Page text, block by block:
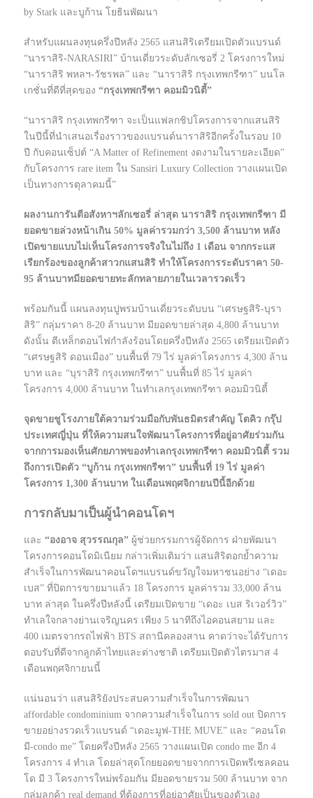
by Stark และบูก้าน โยธินพัฒนา
สำหรับแผนลงทุนครึ่งปีหลัง 2565 แสนสิริเตรียมเปิดตัวแบรนด์
“นาราสิริ-NARASIRI” บ้านเดี่ยวระดับลักเซอรี่ 2 โครงการใหม่
“นาราสิริ พหลฯ-วัชรพล” และ “นาราสิริ กรุงเทพกรีฑา” บนโล
เกชั่นที่ดีที่สุดของ “กรุงเทพกรีฑา คอมมิวนิตี้”
“นาราสิริ กรุงเทพกรีฑา จะเป็นแฟลกชิปโครงการจากแสนสิริ
ในปีนี้ที่นำเสนอเรื่องราวของแบรนด์นาราสิริอีกครั้งในรอบ 10
ปี กับคอนเซ็ปต์ “A Matter of Refinement งดงามในรายละเอียด”
กับโครงการ rare item ใน Sansiri Luxury Collection วางแผนเปิด
เป็นทางการตุลาคมนี้”
ผลงานการันตีอสังหาฯลักเซอรี่ ล่าสุด นาราสิริ กรุงเทพกรีฑา มี
ยอดขายล่วงหน้าเกิน 50% มูลค่ารวมกว่า 3,500 ล้านบาท หลัง
เปิดขายแบบไม่เห็นโครงการจริงในไม่ถึง 1 เดือน จากกระแส
เรียกร้องของลูกค้าสาวกแสนสิริ ทำให้โครงการระดับราคา 50-
95 ล้านบาทมียอดขายทะลักทลายภายในเวลารวดเร็ว
พร้อมกันนี้ แผนลงทุนปูพรมบ้านเดี่ยวระดับบน “เศรษฐสิริ-บุรา
สิริ” กลุ่มราคา 8-20 ล้านบาท มียอดขายล่าสุด 4,800 ล้านบาท
ดังนั้น ตีเหล็กตอนไฟกำลังร้อนโดยครึ่งปีหลัง 2565 เตรียมเปิดตัว
“เศรษฐสิริ ดอนเมือง” บนพื้นที่ 79 ไร่ มูลค่าโครงการ 4,300 ล้าน
บาท และ “บุราสิริ กรุงเทพกรีฑา” บนพื้นที่ 85 ไร่ มูลค่า
โครงการ 4,000 ล้านบาท ในทำเลกรุงเทพกรีฑา คอมมิวนิตี้
จุดขายชูโรงภายใต้ความร่วมมือกับพันธมิตรสำคัญ โตคิว กรุ๊ป
ประเทศญี่ปุ่น ที่ให้ความสนใจพัฒนาโครงการที่อยู่อาศัยร่วมกัน
จากการมองเห็นศักยภาพของทำเลกรุงเทพกรีฑา คอมมิวนิตี้ รวม
ถึงการเปิดตัว “บูก้าน กรุงเทพกรีฑา” บนพื้นที่ 19 ไร่ มูลค่า
โครงการ 1,300 ล้านบาท ในเดือนพฤศจิกายนปีนี้อีกด้วย
การกลับมาเป็นผู้นำคอนโดฯ
และ “องอาจ สุวรรณกุล” ผู้ช่วยกรรมการผู้จัดการ ฝ่ายพัฒนา
โครงการคอนโดมิเนียม กล่าวเพิ่มเติมว่า แสนสิริตอกย้ำความ
สำเร็จในการพัฒนาคอนโดฯแบรนด์ขวัญใจมหาชนอย่าง “เดอะ
เบส” ที่ปิดการขายมาแล้ว 18 โครงการ มูลค่ารวม 33,000 ล้าน
บาท ล่าสุด ในครึ่งปีหลังนี้ เตรียมเปิดขาย “เดอะ เบส ริเวอร์วิว”
ทำเลใจกลางย่านเจริญนคร เพียง 5 นาทีถึงไอคอนสยาม และ
400 เมตรจากรถไฟฟ้า BTS สถานีคลองสาน คาดว่าจะได้รับการ
ตอบรับที่ดีจากลูกค้าไทยและต่างชาติ เตรียมเปิดตัวไตรมาส 4
เดือนพฤศจิกายนนี้
แน่นอนว่า แสนสิริยังประสบความสำเร็จในการพัฒนา
affordable condominium จากความสำเร็จในการ sold out ปิดการ
ขายอย่างรวดเร็วแบรนด์ “เดอะมูฟ-THE MUVE” และ “คอนโด
มี-condo me” โดยครึ่งปีหลัง 2565 วางแผนเปิด condo me อีก 4
โครงการ 4 ทำเล โดยล่าสุดโกยยอดขายจากการเปิดพรีเซลคอน
โด มี 3 โครงการใหม่พร้อมกัน มียอดขายรวม 500 ล้านบาท จาก
กลุ่มลูกค้า real demand ที่ต้องการที่อยู่อาศัยเป็นของตัวเอง